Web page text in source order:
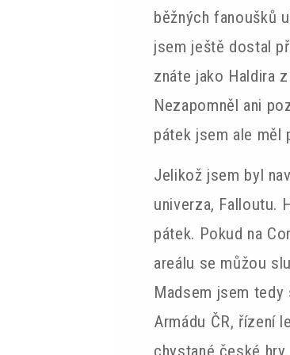
běžných fanoušků
jsem ještě dostal
znáte jako Haldira
Nezapomněl ani
pátek jsem ale měl
Jelikož jsem byl
univerza, Falloutu.
pátek. Pokud na
areálu se můžou
Madsem jsem
Armádu ČR, řízení